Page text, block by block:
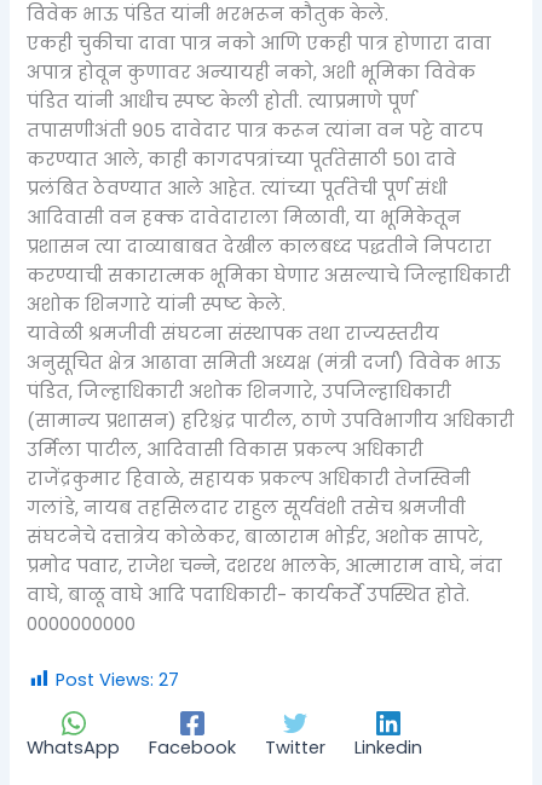
विवेक भाऊ पंडित यांनी भरभरून कौतुक केले.
एकही चुकीचा दावा पात्र नको आणि एकही पात्र होणारा दावा
अपात्र होवून कुणावर अन्यायही नको, अशी भूमिका विवेक
पंडित यांनी आधीच स्पष्ट केली होती. त्याप्रमाणे पूर्ण
तपासणीअंती 905 दावेदार पात्र करून त्यांना वन पट्टे वाटप
करण्यात आले, काही कागदपत्रांच्या पूर्ततेसाठी 501 दावे
प्रलंबित ठेवण्यात आले आहेत. त्यांच्या पूर्ततेची पूर्ण संधी
आदिवासी वन हक्क दावेदाराला मिळावी, या भूमिकेतून
प्रशासन त्या दाव्याबाबत देखील कालबध्द पद्धतीने निपटारा
करण्याची सकारात्मक भूमिका घेणार असल्याचे जिल्हाधिकारी
अशोक शिनगारे यांनी स्पष्ट केले.
यावेळी श्रमजीवी संघटना संस्थापक तथा राज्यस्तरीय
अनुसूचित क्षेत्र आढावा समिती अध्यक्ष (मंत्री दर्जा) विवेक भाऊ
पंडित, जिल्हाधिकारी अशोक शिनगारे, उपजिल्हाधिकारी
(सामान्य प्रशासन) हरिश्चंद्र पाटील, ठाणे उपविभागीय अधिकारी
उर्मिला पाटील, आदिवासी विकास प्रकल्प अधिकारी
राजेंद्रकुमार हिवाळे, सहायक प्रकल्प अधिकारी तेजस्विनी
गलांडे, नायब तहसिलदार राहुल सूर्यवंशी तसेच श्रमजीवी
संघटनेचे दत्तात्रेय कोळेकर, बाळाराम भोईर, अशोक सापटे,
प्रमोद पवार, राजेश चन्ने, दशरथ भालके, आत्माराम वाघे, नंदा
वाघे, बाळू वाघे आदि पदाधिकारी- कार्यकर्ते उपस्थित होते.
0000000000
Post Views: 27
WhatsApp Facebook Twitter Linkedin